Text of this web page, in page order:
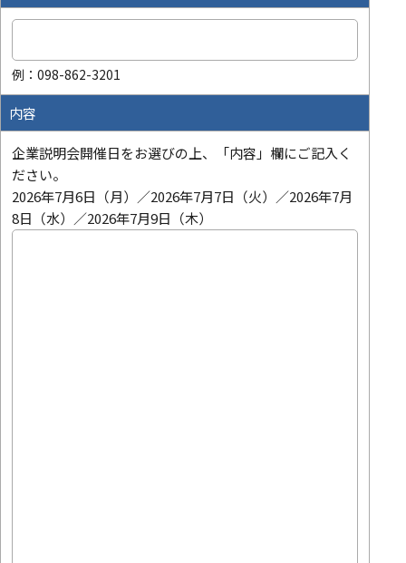
例：098-862-3201
内容
企業説明会開催日をお選びの上、「内容」欄にご記入く
ださい。
2026年7月6日（月）／2026年7月7日（火）／2026年7月
8日（水）／2026年7月9日（木）